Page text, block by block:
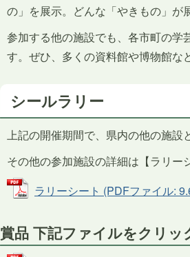
の」を展示。どんな「やきもの」が
参加する他の施設でも、各市町の学
す。ぜひ、多くの資料館や博物館な
シールラリー
上記の開催期間で、県内の他の施設
その他の参加施設の詳細は【ラリー
ラリーシート (PDFファイル:
賞品 下記ファイルをクリ